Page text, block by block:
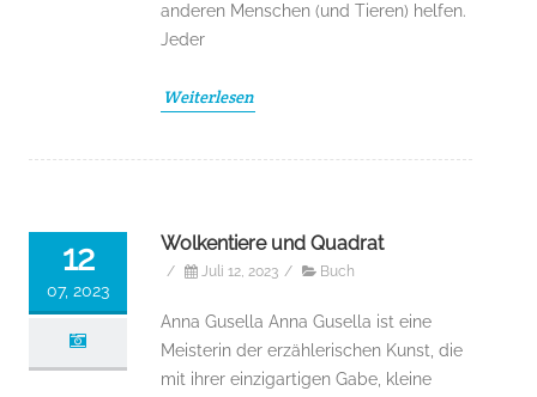
anderen Menschen (und Tieren) helfen.
Jeder
Weiterlesen
12
07, 2023
Wolkentiere und Quadrat
/ Juli 12, 2023 / Buch
Anna Gusella Anna Gusella ist eine
Meisterin der erzählerischen Kunst, die
mit ihrer einzigartigen Gabe, kleine